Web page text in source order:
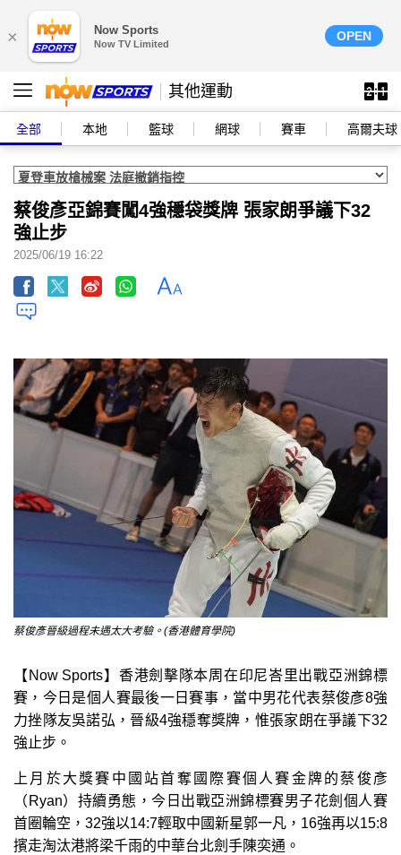
× Now Sports
Now TV Limited
OPEN
其他運動
全部 本地 籃球 網球 賽車 高爾夫球
蔡俊彥亞錦賽闖4強穩袋獎牌 張家朗爭議下32
強止步
2025/06/19 16:22
蔡俊彥晉級過程未遇太大考驗。(香港體育學院)
【Now Sports】香港劍擊隊本周在印尼峇里出戰亞洲錦標
賽，今日是個人賽最後一日賽事，當中男花代表蔡俊彥8強
力挫隊友吳諾弘，晉級4強穩奪獎牌，惟張家朗在爭議下32
強止步。
上月於大獎賽中國站首奪國際賽個人賽金牌的蔡俊彥
（Ryan）持續勇態，今日出戰亞洲錦標賽男子花劍個人賽
首圈輪空，32強以14:7輕取中國新星郭一凡，16強再以15:8
擯走淘汰港將梁千雨的中華台北劍手陳奕通。